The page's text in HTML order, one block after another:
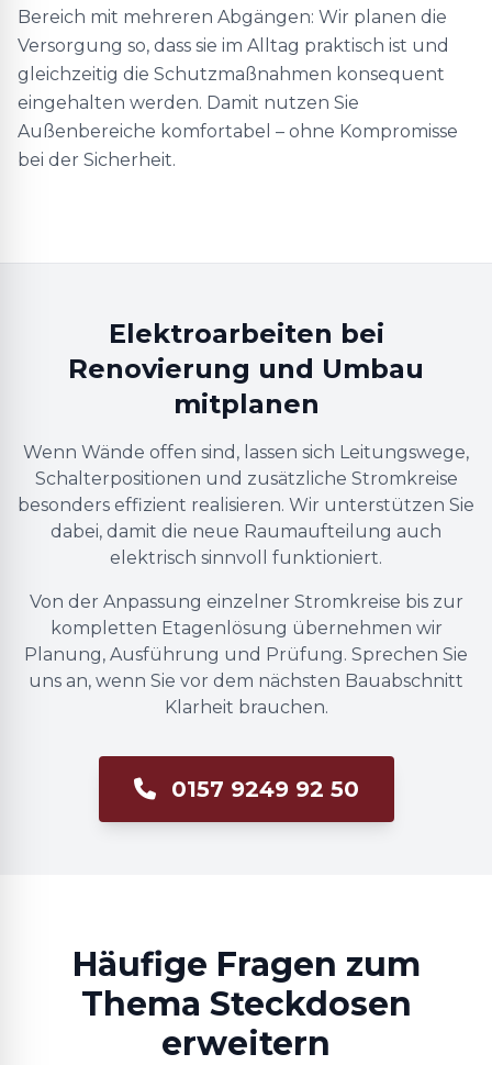
Bereich mit mehreren Abgängen: Wir planen die
Versorgung so, dass sie im Alltag praktisch ist und
gleichzeitig die Schutzmaßnahmen konsequent
eingehalten werden. Damit nutzen Sie
Außenbereiche komfortabel – ohne Kompromisse
bei der Sicherheit.
Elektroarbeiten bei
Renovierung und Umbau
mitplanen
Wenn Wände offen sind, lassen sich Leitungswege,
Schalterpositionen und zusätzliche Stromkreise
besonders effizient realisieren. Wir unterstützen Sie
dabei, damit die neue Raumaufteilung auch
elektrisch sinnvoll funktioniert.
Von der Anpassung einzelner Stromkreise bis zur
kompletten Etagenlösung übernehmen wir
Planung, Ausführung und Prüfung. Sprechen Sie
uns an, wenn Sie vor dem nächsten Bauabschnitt
Klarheit brauchen.
0157 9249 92 50
Häufige Fragen zum
Thema Steckdosen
erweitern